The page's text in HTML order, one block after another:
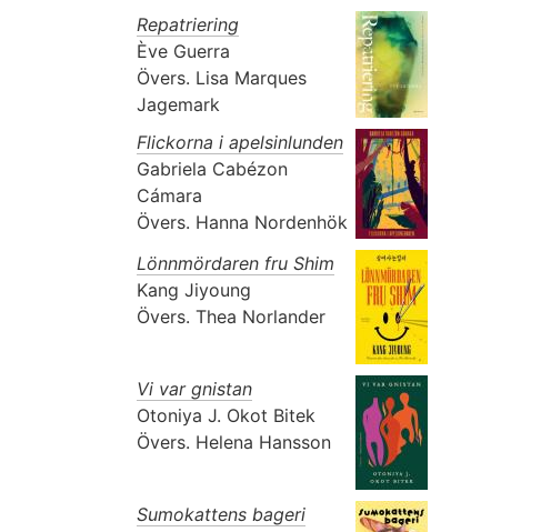
Repatriering
Ève Guerra
Övers. Lisa Marques
Jagemark
Flickorna i apelsinlunden
Gabriela Cabézon
Cámara
Övers. Hanna Nordenhök
Lönnmördaren fru Shim
Kang Jiyoung
Övers. Thea Norlander
Vi var gnistan
Otoniya J. Okot Bitek
Övers. Helena Hansson
Sumokattens bageri